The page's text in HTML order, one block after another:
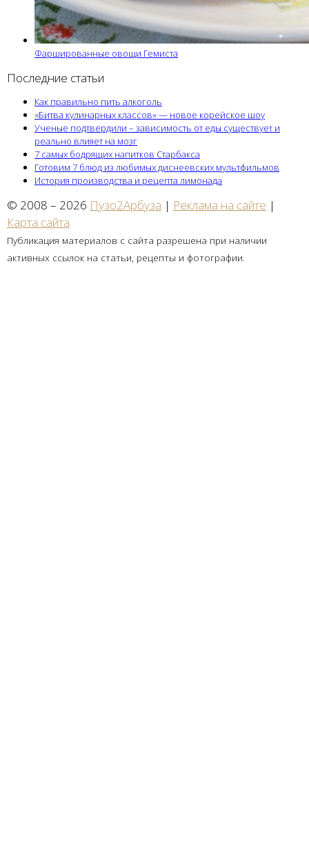
Фаршированные овощи Гемиста
Последние статьи
Как правильно пить алкоголь
«Битва кулинарных классов» — новое корейское шоу
Ученые подтвердили – зависимость от еды существует и
реально влияет на мозг
7 самых бодрящих напитков Старбакса
Готовим 7 блюд из любимых диснеевских мультфильмов
История производства и рецепта лимонада
© 2008 – 2026 Пузо2Арбуза | Реклама на сайте |
Карта сайта
Публикация материалов с сайта разрешена при наличии
активных ссылок на статьи, рецепты и фотографии.